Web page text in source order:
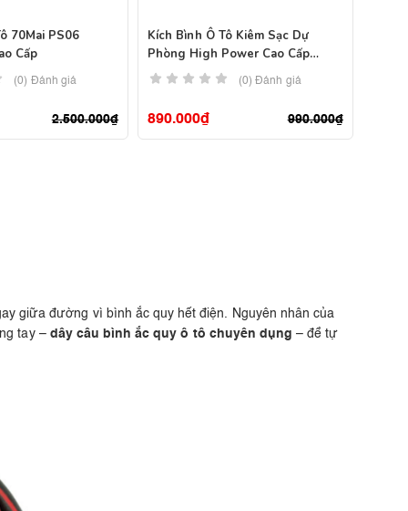
giữa đường vì bình ắc quy hết điện. Nguyên nhân của
tay – dây câu bình ắc quy ô tô chuyên dụng – để tự
70Mai PS06
Cấp
(0) Đánh giá
2.500.000₫
Kích Bình Ô Tô Kiêm Sạc Dự
Phòng High Power Cao Cấp
TM15
(0) Đánh giá
990.000₫
890.000₫